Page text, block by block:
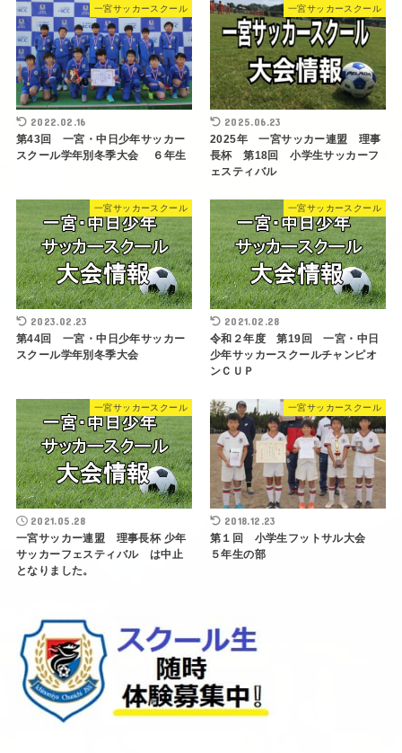
一宮サッカースクール
2022.02.16
第43回 一宮・中日少年サッカー
スクール学年別冬季大会 ６年生
一宮サッカースクール
2025.06.23
2025年 一宮サッカー連盟 理事
長杯 第18回 小学生サッカーフ
ェスティバル
一宮サッカースクール
2023.02.23
第44回 一宮・中日少年サッカー
スクール学年別冬季大会
一宮サッカースクール
2021.02.28
令和２年度 第19回 一宮・中日
少年サッカースクールチャンピオ
ンＣＵＰ
一宮サッカースクール
2021.05.28
一宮サッカー連盟 理事長杯 少年
サッカーフェスティバル は中止
となりました。
一宮サッカースクール
2018.12.23
第１回 小学生フットサル大会
５年生の部